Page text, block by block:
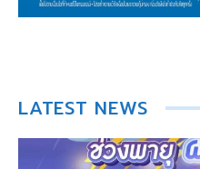
LATEST NEWS